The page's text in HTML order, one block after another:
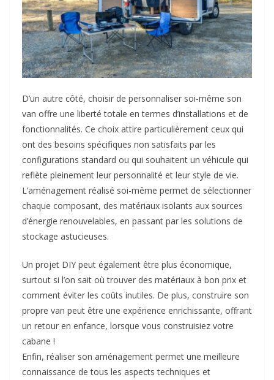
D’un autre côté, choisir de personnaliser soi-même son
van offre une liberté totale en termes d’installations et de
fonctionnalités. Ce choix attire particulièrement ceux qui
ont des besoins spécifiques non satisfaits par les
configurations standard ou qui souhaitent un véhicule qui
reflète pleinement leur personnalité et leur style de vie.
L’aménagement réalisé soi-même permet de sélectionner
chaque composant, des matériaux isolants aux sources
d’énergie renouvelables, en passant par les solutions de
stockage astucieuses.
Un projet DIY peut également être plus économique,
surtout si l’on sait où trouver des matériaux à bon prix et
comment éviter les coûts inutiles. De plus, construire son
propre van peut être une expérience enrichissante, offrant
un retour en enfance, lorsque vous construisiez votre
cabane !
Enfin, réaliser son aménagement permet une meilleure
connaissance de tous les aspects techniques et